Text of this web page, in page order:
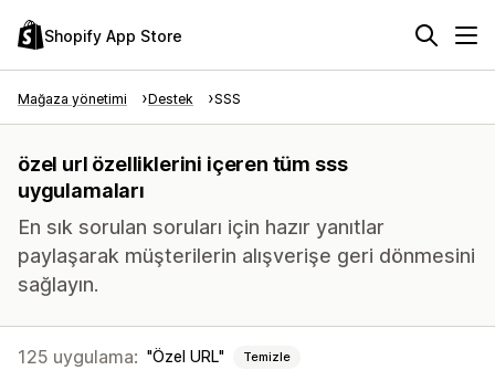
Shopify App Store
Mağaza yönetimi Destek SSS
özel url özelliklerini içeren tüm sss
uygulamaları
En sık sorulan soruları için hazır yanıtlar
paylaşarak müşterilerin alışverişe geri dönmesini
sağlayın.
125 uygulama: Özel URL Temizle